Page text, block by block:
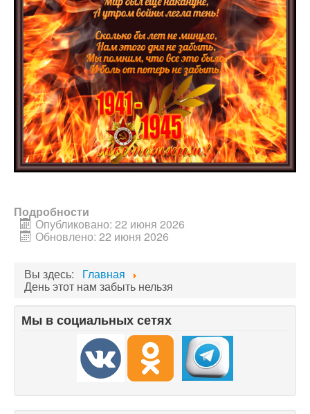
Подробности
Опубликовано: 22 июня 2026
Обновлено: 22 июня 2026
Вы здесь: Главная
День этот нам забыть нельзя
Мы в социальных сетях